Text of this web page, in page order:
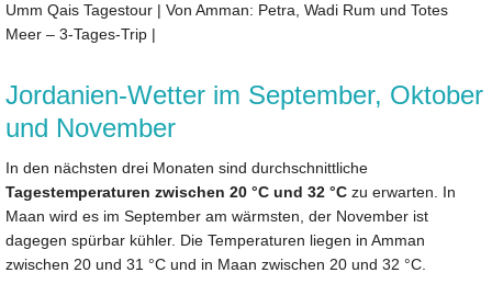
Umm Qais Tagestour | Von Amman: Petra, Wadi Rum und Totes
Meer – 3-Tages-Trip |
Jordanien-Wetter im September, Oktober
und November
In den nächsten drei Monaten sind durchschnittliche
Tagestemperaturen zwischen 20 °C und 32 °C zu erwarten. In
Maan wird es im September am wärmsten, der November ist
dagegen spürbar kühler. Die Temperaturen liegen in Amman
zwischen 20 und 31 °C und in Maan zwischen 20 und 32 °C.